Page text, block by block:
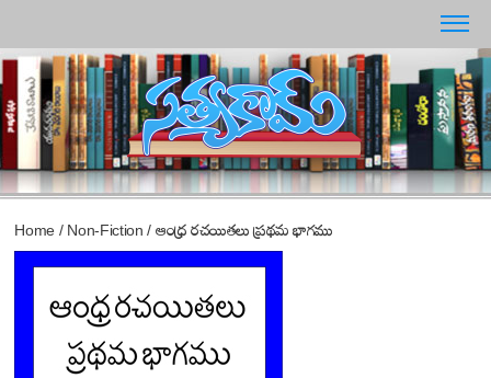
Home / Non-Fiction / ఆంధ్ర రచయితలు ప్రథమ భాగము